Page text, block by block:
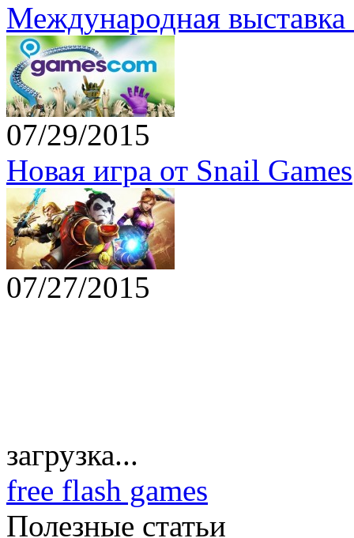
Международная
07/29/2015
Новая игра от Snail Games
07/27/2015
загрузка...
free flash games
Полезные статьи